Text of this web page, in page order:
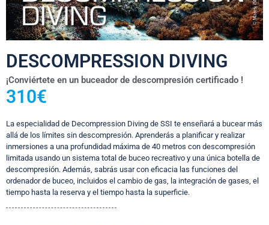
DESCOMPRESSION DIVING
¡Conviértete en un buceador de descompresión certificado !
310€
La especialidad de Decompression Diving de SSI te enseñará a bucear más
allá de los límites sin descompresión. Aprenderás a planificar y realizar
inmersiones a una profundidad máxima de 40 metros con descompresión
limitada usando un sistema total de buceo recreativo y una única botella de
descompresión. Además, sabrás usar con eficacia las funciones del
ordenador de buceo, incluidos el cambio de gas, la integración de gases, el
tiempo hasta la reserva y el tiempo hasta la superficie.